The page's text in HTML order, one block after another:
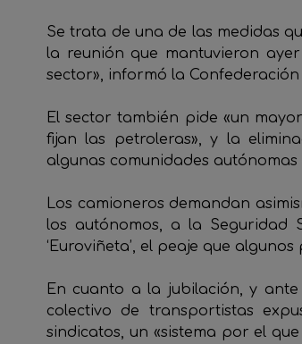
Se trata de una de las medidas
la reunión que mantuvieron
sector», informó la
El sector también pide «un
fijan las petroleras», y la
algunas comunidades
Los camioneros demandan
los autónomos, a la Seguridad
‘Euroviñeta’, el peaje que
En cuanto a la jubilación, y
colectivo de transportistas
sindicatos, un «sistema por el